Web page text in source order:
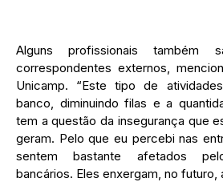
Alguns profissionais também
correspondentes externos,
Unicamp. “Este tipo de
banco, diminuindo filas e a
tem a questão da insegurança que
geram. Pelo que eu percebi nas
sentem bastante afetados
bancários. Eles enxergam, no